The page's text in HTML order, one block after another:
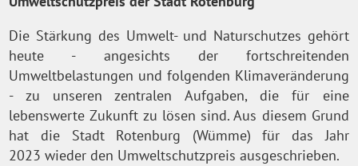
Die Stärkung des Umwelt- und Naturschutzes gehört
heute - angesichts der fortschreitenden
Umweltbelastungen und folgenden Klimaveränderung
- zu unseren zentralen Aufgaben, die für eine
lebenswerte Zukunft zu lösen sind. Aus diesem Grund
hat die Stadt Rotenburg (Wümme) für das Jahr
2023 wieder den Umweltschutzpreis ausgeschrieben.